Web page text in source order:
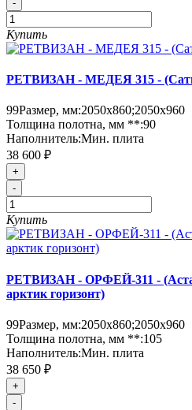
-
Купить
РЕТВИЗАН - МЕДЕЯ 315 -
99Размер, мм:2050х860;2050х960
Толщина полотна, мм **:90
Наполнитель:Мин. плита
38 600 ₽
+
-
Купить
РЕТВИЗАН - ОРФЕЙ-311 -
арктик горизонт)
99Размер, мм:2050х860;2050х960
Толщина полотна, мм **:105
Наполнитель:Мин. плита
38 650 ₽
+
-